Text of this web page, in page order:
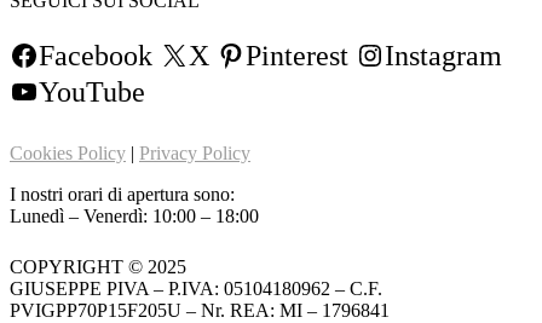
Facebook X Pinterest
Instagram
YouTube
Cookies Policy | Privacy Policy
I nostri orari di apertura sono:
Lunedì – Venerdì: 10:00 – 18:00
COPYRIGHT © 2025
GIUSEPPE PIVA – P.IVA: 05104180962 – C.F.
PVIGPP70P15F205U – Nr. REA: MI – 1796841